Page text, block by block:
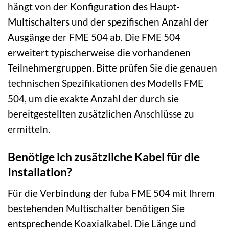
hängt von der Konfiguration des Haupt-
Multischalters und der spezifischen Anzahl der
Ausgänge der FME 504 ab. Die FME 504
erweitert typischerweise die vorhandenen
Teilnehmergruppen. Bitte prüfen Sie die genauen
technischen Spezifikationen des Modells FME
504, um die exakte Anzahl der durch sie
bereitgestellten zusätzlichen Anschlüsse zu
ermitteln.
Benötige ich zusätzliche Kabel für die
Installation?
Für die Verbindung der fuba FME 504 mit Ihrem
bestehenden Multischalter benötigen Sie
entsprechende Koaxialkabel. Die Länge und